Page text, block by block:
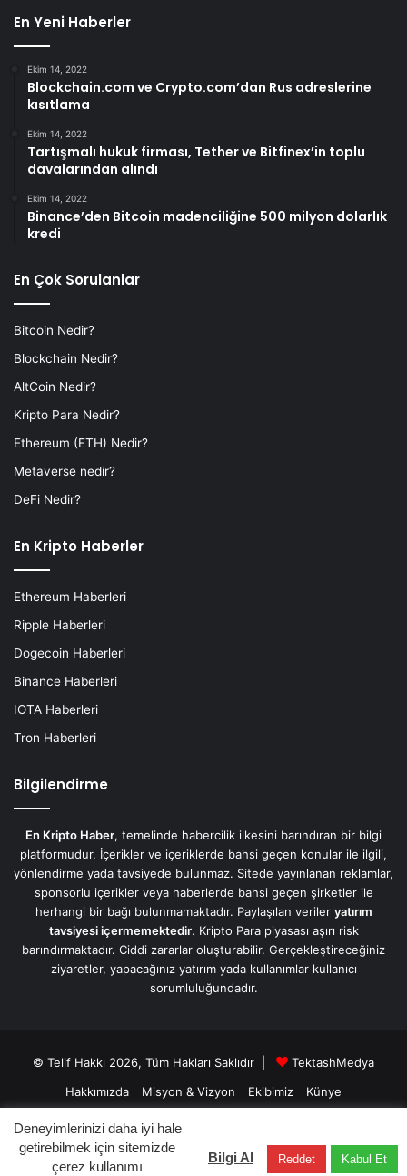
En Yeni Haberler
Ekim 14, 2022
Blockchain.com ve Crypto.com’dan Rus adreslerine
kısıtlama
Ekim 14, 2022
Tartışmalı hukuk firması, Tether ve Bitfinex’in toplu
davalarından alındı
Ekim 14, 2022
Binance’den Bitcoin madenciliğine 500 milyon dolarlık
kredi
En Çok Sorulanlar
Bitcoin Nedir?
Blockchain Nedir?
AltCoin Nedir?
Kripto Para Nedir?
Ethereum (ETH) Nedir?
Metaverse nedir?
DeFi Nedir?
En Kripto Haberler
Ethereum Haberleri
Ripple Haberleri
Dogecoin Haberleri
Binance Haberleri
IOTA Haberleri
Tron Haberleri
Bilgilendirme
En Kripto Haber, temelinde habercilik ilkesini barındıran bir bilgi
platformudur. İçerikler ve içeriklerde bahsi geçen konular ile ilgili,
yönlendirme yada tavsiyede bulunmaz. Sitede yayınlanan reklamlar,
sponsorlu içerikler veya haberlerde bahsi geçen şirketler ile
herhangi bir bağı bulunmamaktadır. Paylaşılan veriler yatırım
tavsiyesi içermemektedir. Kripto Para piyasası aşırı risk
barındırmaktadır. Ciddi zararlar oluşturabilir. Gerçekleştireceğiniz
ziyaretler, yapacağınız yatırım yada kullanımlar kullanıcı
sorumluluğundadır.
© Telif Hakkı 2026, Tüm Hakları Saklıdır |
TektashMedya
Hakkımızda
Misyon & Vizyon Ekibimiz
Künye
Üyelik Sözleşmesi
Gizlilik Sözleşmesi
Facebook LinkedInYouTubeInstagramTelegram
Deneyimlerinizi daha iyi hale
getirebilmek için sitemizde
çerez kullanımı
Bilgi Al Reddet Kabul Et